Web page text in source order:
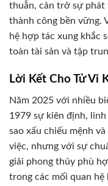
thuẫn, cản trở sự phát
thành công bền vững.
hệ hợp tác xung khắc
toàn tài sản và tập
Lời Kết Cho Tử Vi
Năm 2025 với nhiều
1979 sự kiên định,
sao xấu chiếu mệnh
việc, nhưng với sự
giải phong thủy phù
trong các mối quan